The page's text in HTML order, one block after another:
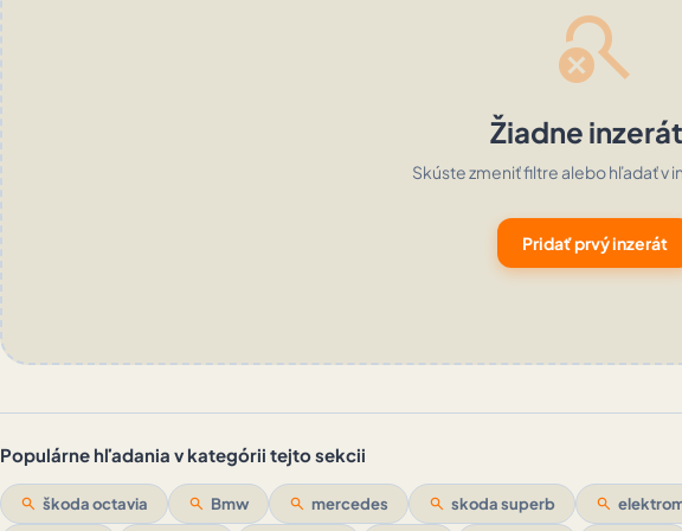
search_off
Žiadne
Skúste zmeniť filtre alebo hľadať v
Pridať prvý inzerát
Populárne hľadania v kategórii tejto sekcii
search škoda octavia search Bmw search mercedes search skoda superb search